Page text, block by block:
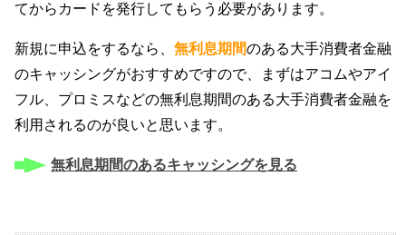
てからカードを発行してもらう必要があります。
新規に申込をするなら、 無利息期間のある大手消費者金融
のキャッシングがおすすめですので、まずはアコムやアイ
フル、プロミスなどの無利息期間のある大手消費者金融を
利用されるのが良いと思います。
無利息期間のあるキャッシングを見る